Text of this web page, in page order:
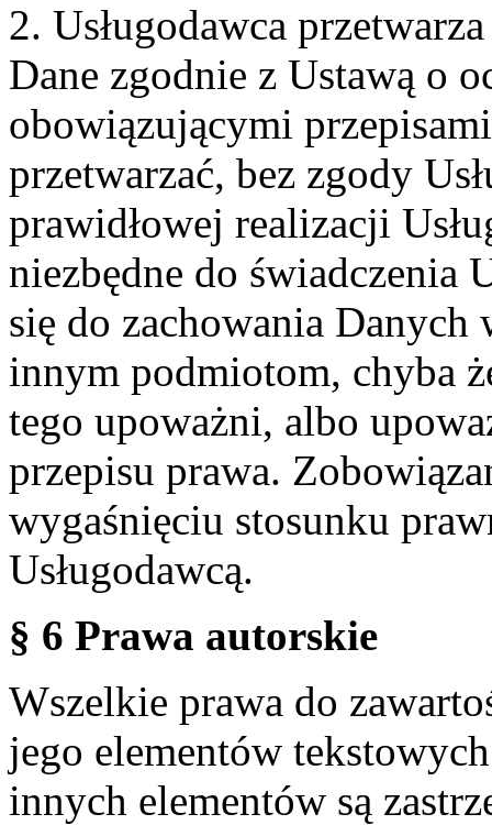
2. Usługodawca
Dane zgodnie z Ustawą o
obowiązującymi
przetwarzać, bez zgody
prawidłowej realizacji
niezbędne do świadczenia
się do zachowania
innym podmiotom, chyba
tego upoważni, albo
przepisu prawa.
wygaśnięciu stosunku
Usługodawcą.
§ 6 Prawa autorskie
Wszelkie prawa do
jego elementów
innych elementów są